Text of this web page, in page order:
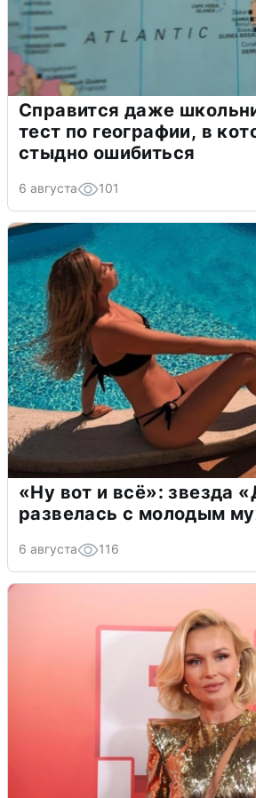
Справится даже
тест по географии, в
стыдно ошибиться
6 августа 101
«Ну вот и всё»: звезда
развелась с молодым
6 августа 116